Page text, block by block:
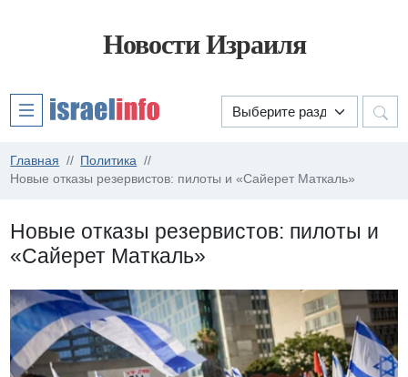
Новости Израиля
Главная
Политика
Новые отказы резервистов: пилоты и «Сайерет Маткаль»
Новые отказы резервистов: пилоты и
«Сайерет Маткаль»